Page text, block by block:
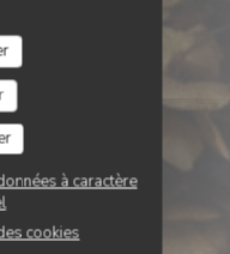
à caractère
cookies